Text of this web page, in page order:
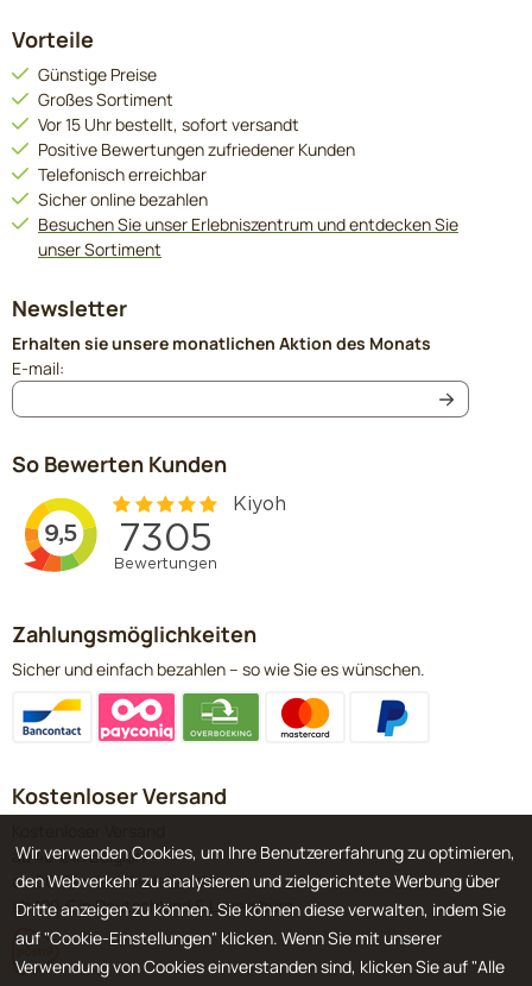
Vorteile
Günstige Preise
Großes Sortiment
Vor 15 Uhr bestellt, sofort versandt
Positive Bewertungen zufriedener Kunden
Telefonisch erreichbar
Sicher online bezahlen
Besuchen Sie unser Erlebniszentrum und entdecken Sie
unser Sortiment
Newsletter
Erhalten sie unsere monatlichen Aktion des Monats
E-mail:
So Bewerten Kunden
Zahlungsmöglichkeiten
Sicher und einfach bezahlen – so wie Sie es wünschen.
Kostenloser Versand
ab 40 € in Belgien
ab 60 € in den Niederlanden
ab 120 € in Deutschland & Luxemburg
Wir verwenden Cookies, um Ihre Benutzererfahrung zu optimieren,
den Webverkehr zu analysieren und zielgerichtete Werbung über
Dritte anzeigen zu können. Sie können diese verwalten, indem Sie
auf "Cookie-Einstellungen" klicken. Wenn Sie mit unserer
Verwendung von Cookies einverstanden sind, klicken Sie auf "Alle